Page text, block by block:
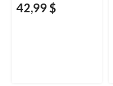
42,99 $